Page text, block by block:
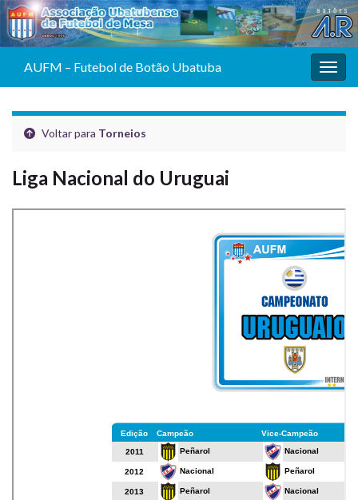
AUFM – Futebol de Botão Ubatuba
Voltar para Torneios
Liga Nacional do Uruguai